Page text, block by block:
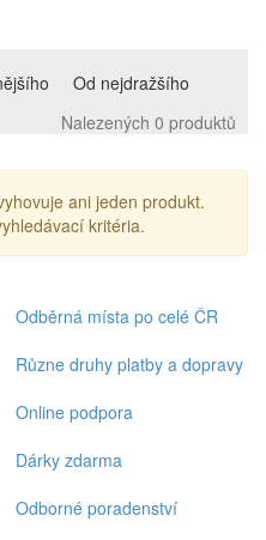
Od nejdražšího
Nalezených 0 produktů
ani jeden produkt.
kritéria.
Odběrná místa po celé ČR
Různe druhy platby a dopravy
Online podpora
Dárky zdarma
Odborné poradenství